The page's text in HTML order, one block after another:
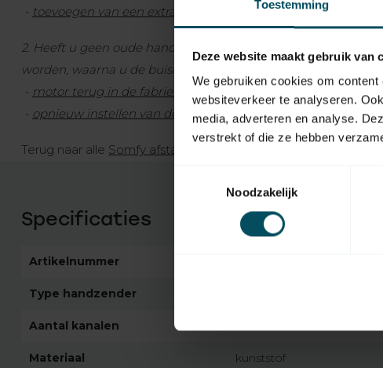
Toestemming
Deze website maakt gebruik van
We gebruiken cookies om
websiteverkeer te analyseren.
media, adverteren en analyse.
verstrekt of die ze hebben
Noodzakelijk
toevoegen van een extra Somfy RTS-zender
2. Heeft u geen oude handzender, dan zal de motor terug in
worden, waarna u de buismotor opnieuw kan instellen en
motor terug in de fabrieksinstelling zetten
opnieuw instellen van de Somfy RTS buismotor
Terug naar alle Somfy afstandsbedieningen >>
Specificaties
Artikelnummer
Type handzender
Aantal kanalen
Materiaal kunststof